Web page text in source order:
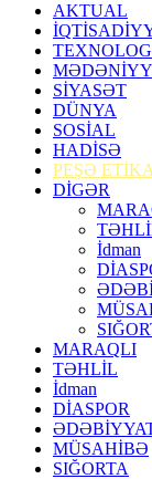
AKTUAL
SİYASƏT
DÜNYA
SOSİAL
HADİSƏ
PEŞƏ
DİGƏR
İdman
MARAQLI
TƏHLİL
İdman
DİASPOR
MÜSAHİBƏ
SIĞORTA